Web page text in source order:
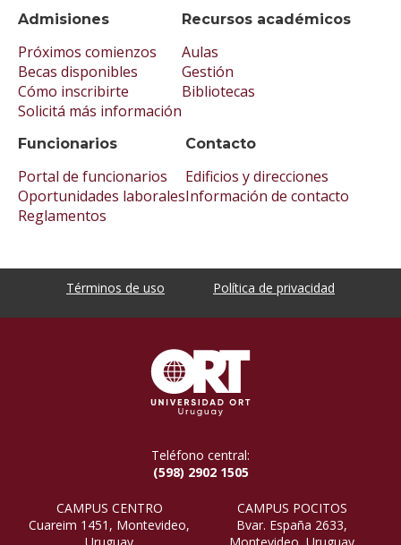
Admisiones
Próximos comienzos
Becas disponibles
Cómo inscribirte
Solicitá más información
Recursos académicos
Aulas
Gestión
Bibliotecas
Funcionarios
Portal de funcionarios
Oportunidades laborales
Reglamentos
Contacto
Edificios y direcciones
Información de contacto
Términos de uso Política de privacidad
Teléfono central:
(598) 2902 1505
CAMPUS CENTRO
Cuareim 1451, Montevideo,
CAMPUS POCITOS
Bvar. España 2633,